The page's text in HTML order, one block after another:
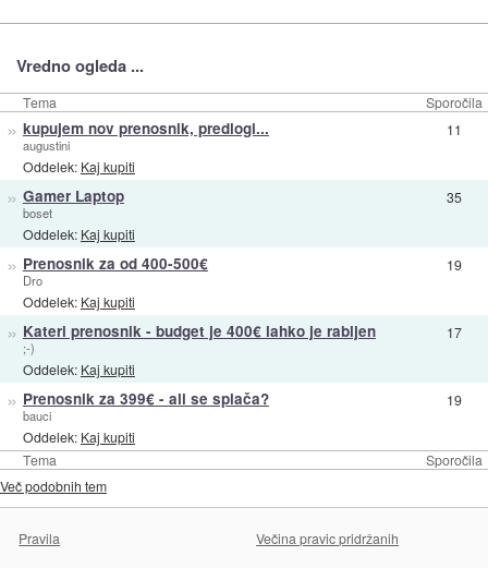
Vredno ogleda ...
Tema Sporočila
Tema Sporočila
» kupujem nov prenosnik, predlogi...
augustini
Oddelek: Kaj kupiti
11
» Gamer Laptop
boset
Oddelek: Kaj kupiti
35
» Prenosnik za od 400-500€
Dro
Oddelek: Kaj kupiti
19
» Kateri prenosnik - budget je 400€ lahko je rabljen
;-)
Oddelek: Kaj kupiti
17
» Prenosnik za 399€ - ali se splača?
bauci
Oddelek: Kaj kupiti
19
Več podobnih tem
Pravila
Večina pravic pridržanih